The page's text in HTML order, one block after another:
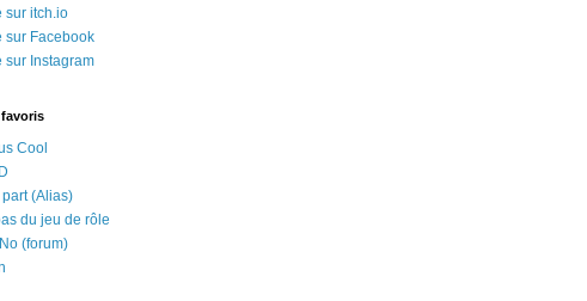
sur itch.io
sur Facebook
sur Instagram
Cool
part (Alias)
du jeu de rôle
(forum)